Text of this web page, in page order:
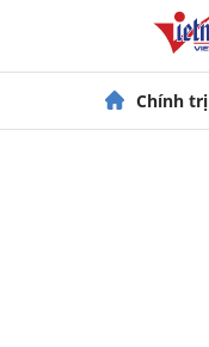
Chính trị